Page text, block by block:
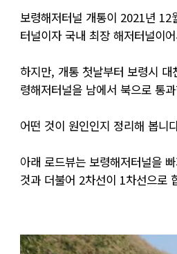
보령해저터널 개통이 2021년 12
터널이자 국내 최장 해저터널이
하지만, 개통 첫날부터 보령시
령해저터널을 남에서 북으로 통
어떤 것이 원인인지 정리해 봅니
아래 로드뷰는 보령해저터널을
것과 더불어 2차선이 1차선으로